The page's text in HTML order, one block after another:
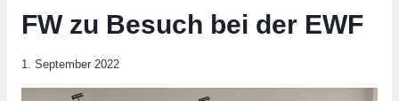
FW zu Besuch bei der EWF
1. September 2022